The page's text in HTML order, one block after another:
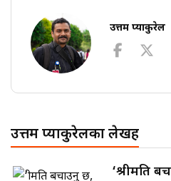
उत्तम प्याकुरेल
उत्तम प्याकुरेलका लेखहरु
‘श्रीमति